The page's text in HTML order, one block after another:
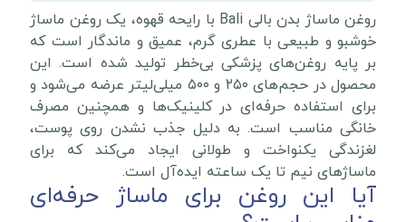
روغن ماساژ بدن بالی Bali با رایحه قهوه، یک روغن ماساژ
خوشبو و طبیعی با عطری گرم، عمیق و ماندگار است که
بر پایه روغن‌های پزشکی بی‌خطر تولید شده است. این
محصول در حجم‌های ۲۵۰ و ۵۰۰ میلی‌لیتر عرضه می‌شود و
برای استفاده حرفه‌ای در کلینیک‌ها و همچنین مصرف
خانگی مناسب است. به دلیل جذب نشدن روی پوست،
لغزندگی یکنواخت و طولانی ایجاد می‌کند که برای
ماساژهای نیم تا یک ساعته ایده‌آل است.
آیا این روغن برای ماساژ حرفه‌ای